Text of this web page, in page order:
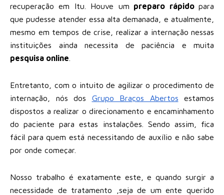
recuperação em Itu. Houve um preparo rápidopara
que pudesse atender essa alta demanada, e atualmente,
mesmo em tempos de crise, realizar a internação nessas
instituições ainda necessita de paciência e muita
pesquisa online
Entretanto, com o intuito de agilizar o procedimento de
internação, nós dos Grupo Braços Abertos estamos
dispostos a realizar o direcionamento e encaminhamento
do paciente para estas instalações. Sendo assim, fica
fácil para quem está necessitando de auxílio e não sabe
por onde começar.
Nosso trabalho é exatamente este, e quando surgir a
necessidade de tratamento ,seja de um ente querido